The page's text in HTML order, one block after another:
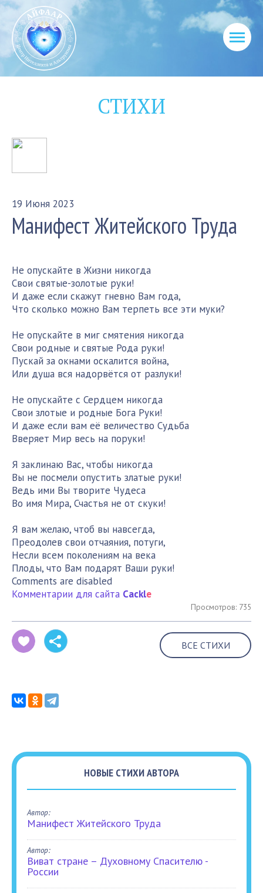
СТИХИ
19 Июня 2023
Манифест Житейского Труда
Не опускайте в Жизни никогда
Свои святые-золотые руки!
И даже если скажут гневно Вам года,
Что сколько можно Вам терпеть все эти муки?
Не опускайте в миг смятения никогда
Свои родные и святые Рода руки!
Пускай за окнами оскалится война,
Или душа вся надорвётся от разлуки!
Не опускайте с Сердцем никогда
Свои злотые и родные Бога Руки!
И даже если вам её величество Судьба
Вверяет Мир весь на поруки!
Я заклинаю Вас, чтобы никогда
Вы не посмели опустить златые руки!
Ведь ими Вы творите Чудеса
Во имя Мира, Счастья не от скуки!
Я вам желаю, чтоб вы навсегда,
Преодолев свои отчаяния, потуги,
Несли всем поколениям на века
Плоды, что Вам подарят Ваши руки!
Comments are disabled
Комментарии для сайта Cackle
Просмотров: 735
ВСЕ СТИХИ
НОВЫЕ СТИХИ АВТОРА
Автор:
Манифест Житейского Труда
Автор:
Виват стране – Духовному Спасителю -
России